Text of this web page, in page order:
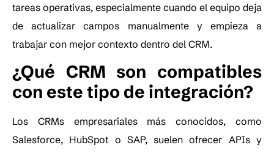
tareas operativas, especialmente cuando el equipo deja
de actualizar campos manualmente y empieza a
trabajar con mejor contexto dentro del CRM.
¿Qué CRM son compatibles
con este tipo de integración?
Los CRMs empresariales más conocidos, como
Salesforce, HubSpot o SAP, suelen ofrecer APIs y